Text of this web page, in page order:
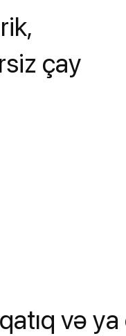
çay
və ya